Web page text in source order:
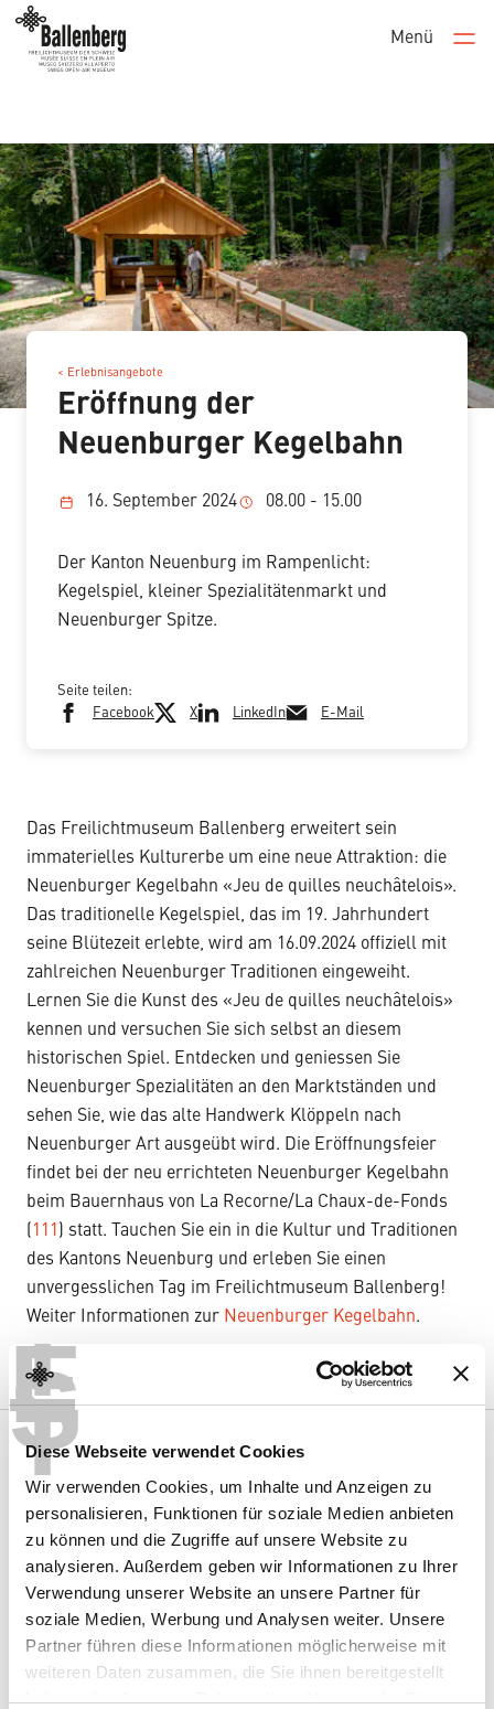
T
E
S
T
Diese Webseite verwendet Cookies
Wir verwenden Cookies, um Inhalte und Anzeigen zu
personalisieren, Funktionen für soziale Medien anbieten
zu können und die Zugriffe auf unsere Website zu
analysieren. Außerdem geben wir Informationen zu Ihrer
Verwendung unserer Website an unsere Partner für
soziale Medien, Werbung und Analysen weiter. Unsere
Partner führen diese Informationen möglicherweise mit
weiteren Daten zusammen, die Sie ihnen bereitgestellt
haben oder die sie im Rahmen Ihrer Nutzung der Dienste
Menü
< Erlebnisangebote
Eröffnung der
Neuenburger Kegelbahn
16. September 2024 08.00 - 15.00
Der Kanton Neuenburg im Rampenlicht:
Kegelspiel, kleiner Spezialitätenmarkt und
Neuenburger Spitze.
Seite teilen:
Facebook
X LinkedIn E-Mail
Das Freilichtmuseum Ballenberg erweitert sein
immaterielles Kulturerbe um eine neue Attraktion: die
Neuenburger Kegelbahn «Jeu de quilles neuchâtelois».
Das traditionelle Kegelspiel, das im 19. Jahrhundert
seine Blütezeit erlebte, wird am 16.09.2024 offiziell mit
zahlreichen Neuenburger Traditionen eingeweiht.
Lernen Sie die Kunst des «Jeu de quilles neuchâtelois»
kennen und versuchen Sie sich selbst an diesem
historischen Spiel. Entdecken und geniessen Sie
Neuenburger Spezialitäten an den Marktständen und
sehen Sie, wie das alte Handwerk Klöppeln nach
Neuenburger Art ausgeübt wird. Die Eröffnungsfeier
findet bei der neu errichteten Neuenburger Kegelbahn
beim Bauernhaus von La Recorne/La Chaux-de-Fonds
(111) statt. Tauchen Sie ein in die Kultur und Traditionen
des Kantons Neuenburg und erleben Sie einen
unvergesslichen Tag im Freilichtmuseum Ballenberg!
Weiter Informationen zur Neuenburger Kegelbahn.
Klicken Sie auf die farbigen Nummern, um die
Details zu den Gebäuden anzuzeigen.